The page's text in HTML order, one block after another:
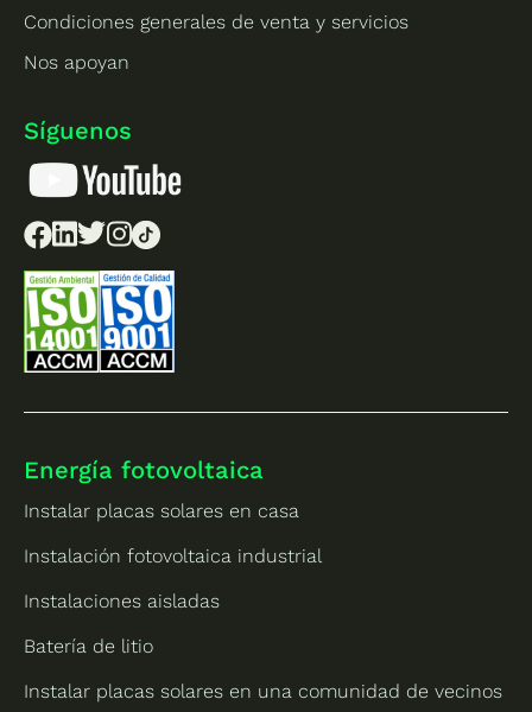
Condiciones generales de venta y servicios
Nos apoyan
Síguenos
Energía fotovoltaica
Instalar placas solares en casa
Instalación fotovoltaica industrial
Instalaciones aisladas
Batería de litio
Instalar placas solares en una comunidad de vecinos